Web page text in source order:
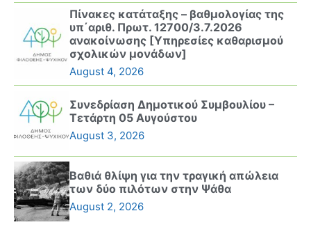
Πίνακες κατάταξης – βαθμολογίας της
υπ΄αριθ. Πρωτ. 12700/3.7.2026
ανακοίνωσης [Υπηρεσίες καθαρισμού
σχολικών μονάδων]
August 4, 2026
Συνεδρίαση Δημοτικού Συμβουλίου –
Τετάρτη 05 Αυγούστου
August 3, 2026
Βαθιά θλίψη για την τραγική απώλεια
των δύο πιλότων στην Ψάθα
August 2, 2026